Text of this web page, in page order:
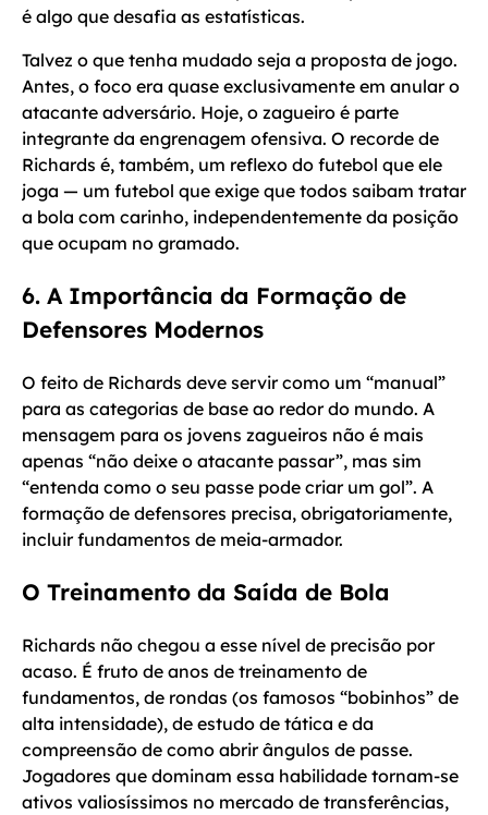
é algo que desafia as estatísticas.
Talvez o que tenha mudado seja a proposta de jogo.
Antes, o foco era quase exclusivamente em anular o
atacante adversário. Hoje, o zagueiro é parte
integrante da engrenagem ofensiva. O recorde de
Richards é, também, um reflexo do futebol que ele
joga — um futebol que exige que todos saibam tratar
a bola com carinho, independentemente da posição
que ocupam no gramado.
6. A Importância da Formação de
Defensores Modernos
O feito de Richards deve servir como um “manual”
para as categorias de base ao redor do mundo. A
mensagem para os jovens zagueiros não é mais
apenas “não deixe o atacante passar”, mas sim
“entenda como o seu passe pode criar um gol”. A
formação de defensores precisa, obrigatoriamente,
incluir fundamentos de meia-armador.
O Treinamento da Saída de Bola
Richards não chegou a esse nível de precisão por
acaso. É fruto de anos de treinamento de
fundamentos, de rondas (os famosos “bobinhos” de
alta intensidade), de estudo de tática e da
compreensão de como abrir ângulos de passe.
Jogadores que dominam essa habilidade tornam-se
ativos valiosíssimos no mercado de transferências,